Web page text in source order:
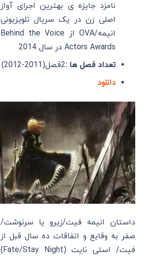
نامزد جایزه ی بهترین اجرای آواز
اصلی زن در یک سریال تلویزیونی
انیمه/OVA از Behind the Voice
Actors Awards در سال 2014
تعداد فصل ها :2فصل(2011-2012)
دانلود
داستان انیمه فیت/زیرو یا سرنوشت/
صفر به وقایع و اتفاقات ده سال قبل از
فیت/ استی نایت (Fate/Stay Night)